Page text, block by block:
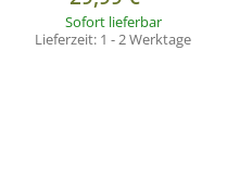
Farbe: Marine Blue
Sofort lieferbar
Lieferzeit: 1 - 2 Werktage